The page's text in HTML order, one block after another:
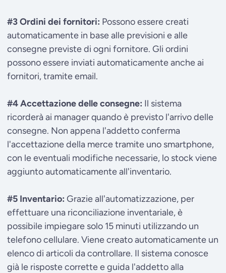
#3 Ordini dei fornitori: Possono essere creati
automaticamente in base alle previsioni e alle
consegne previste di ogni fornitore. Gli ordini
possono essere inviati automaticamente anche ai
fornitori, tramite email.
#4 Accettazione delle consegne: Il sistema
ricorderà ai manager quando è previsto l'arrivo delle
consegne. Non appena l'addetto conferma
l'accettazione della merce tramite uno smartphone,
con le eventuali modifiche necessarie, lo stock viene
aggiunto automaticamente all'inventario.
#5 Inventario:Grazie all'automatizzazione, per
effettuare una riconciliazione inventariale, è
possibile impiegare solo 15 minuti utilizzando un
telefono cellulare. Viene creato automaticamente un
elenco di articoli da controllare. Il sistema conosce
già le risposte corrette e guida l'addetto alla